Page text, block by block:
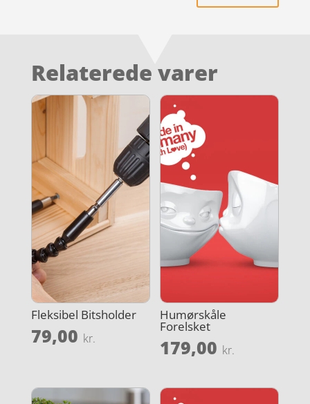
Relaterede varer
Fleksibel Bitsholder
79,00 kr.
Humørskåle
Forelsket
179,00 kr.